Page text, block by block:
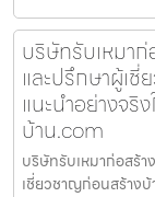
บริษัทรับเหมาก่
และปรึกษาผู้เ
แนะนำอย่างจริ
บ้าน.com
บริษัทรับเหมาก่อสร้า
เชี่ยวชาญก่อนสร้างบ้